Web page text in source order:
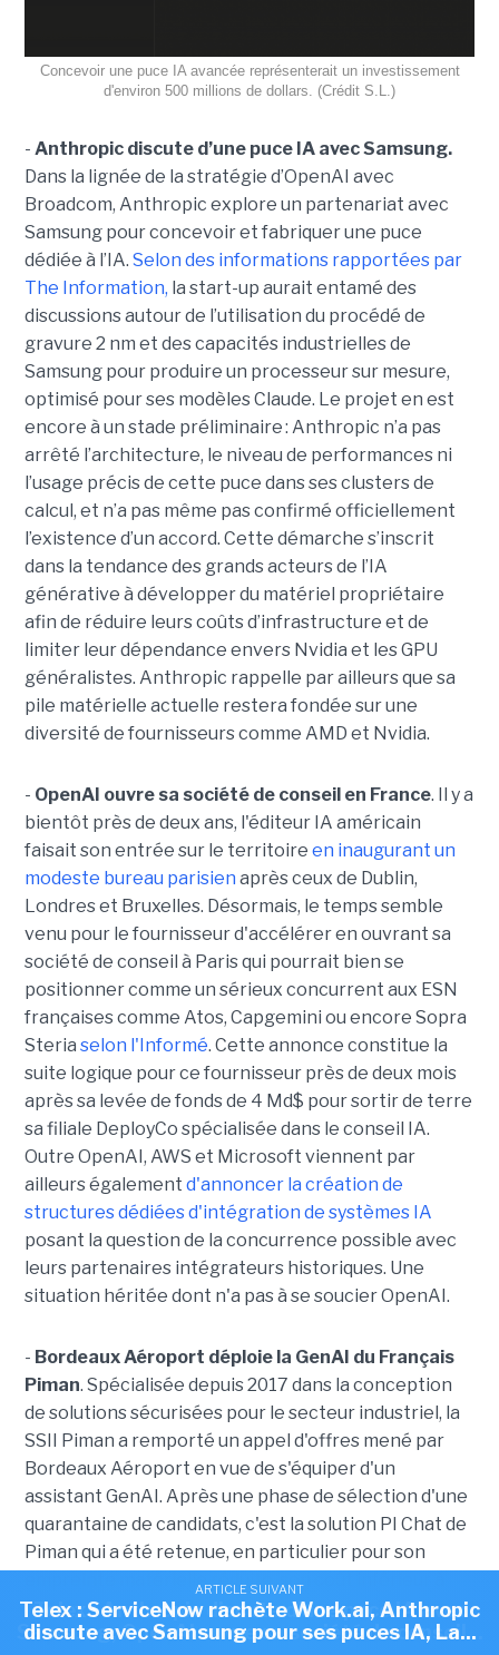
ARTICLE SUIVANT
Telex : Skello lève 200 M€, La Cnil a prononcé 23
sanctions simplifiées depuis début...
ARTICLE SUIVANT
Telex : Anthropic discute d'une puce IA avec
Samsung, OpenAI ouvre sa société de conseil...
Concevoir une puce IA avancée représenterait un investissement
d'environ 500 millions de dollars. (Crédit S.L.)
- Anthropic discute d’une puce IA avec Samsung.
Dans la lignée de la stratégie d’OpenAI avec
Broadcom, Anthropic explore un partenariat avec
Samsung pour concevoir et fabriquer une puce
dédiée à l’IA. Selon des informations rapportées par
The Information, la start-up aurait entamé des
discussions autour de l’utilisation du procédé de
gravure 2 nm et des capacités industrielles de
Samsung pour produire un processeur sur mesure,
optimisé pour ses modèles Claude. Le projet en est
encore à un stade préliminaire : Anthropic n’a pas
arrêté l’architecture, le niveau de performances ni
l’usage précis de cette puce dans ses clusters de
calcul, et n’a pas même pas confirmé officiellement
l’existence d’un accord. Cette démarche s’inscrit
dans la tendance des grands acteurs de l’IA
générative à développer du matériel propriétaire
afin de réduire leurs coûts d’infrastructure et de
limiter leur dépendance envers Nvidia et les GPU
généralistes. Anthropic rappelle par ailleurs que sa
pile matérielle actuelle restera fondée sur une
diversité de fournisseurs comme AMD et Nvidia.
- OpenAI ouvre sa société de conseil en France. Il y a
bientôt près de deux ans, l'éditeur IA américain
faisait son entrée sur le territoire en inaugurant un
modeste bureau parisien après ceux de Dublin,
Londres et Bruxelles. Désormais, le temps semble
venu pour le fournisseur d'accélérer en ouvrant sa
société de conseil à Paris qui pourrait bien se
positionner comme un sérieux concurrent aux ESN
françaises comme Atos, Capgemini ou encore Sopra
Steria selon l'Informé. Cette annonce constitue la
suite logique pour ce fournisseur près de deux mois
après sa levée de fonds de 4 Md$ pour sortir de terre
sa filiale DeployCo spécialisée dans le conseil IA.
Outre OpenAI, AWS et Microsoft viennent par
ailleurs également d'annoncer la création de
structures dédiées d'intégration de systèmes IA
posant la question de la concurrence possible avec
leurs partenaires intégrateurs historiques. Une
situation héritée dont n'a pas à se soucier OpenAI.
- Bordeaux Aéroport déploie la GenAI du Français
Piman. Spécialisée depuis 2017 dans la conception
de solutions sécurisées pour le secteur industriel, la
SSII Piman a remporté un appel d'offres mené par
Bordeaux Aéroport en vue de s'équiper d'un
assistant GenAI. Après une phase de sélection d'une
quarantaine de candidats, c'est la solution PI Chat de
Piman qui a été retenue, en particulier pour son
ceux de la concurrence ainsi que la possibilité d'un
déploiement on-premise à venir. Parmi les fonctions
ARTICLE SUIVANT
Telex : ServiceNow rachète Work.ai, Anthropic
discute avec Samsung pour ses puces IA, La...